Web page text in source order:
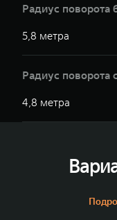
Радиус поворота
5,8 метра
Радиус поворота
4,8 метра